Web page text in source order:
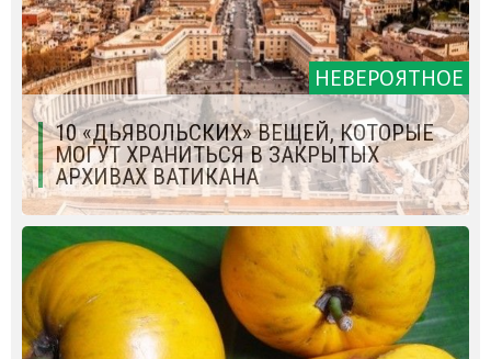
НЕВЕРОЯТНОЕ
10 «ДЬЯВОЛЬСКИХ» ВЕЩЕЙ, КОТОРЫЕ
МОГУТ ХРАНИТЬСЯ В ЗАКРЫТЫХ
АРХИВАХ ВАТИКАНА